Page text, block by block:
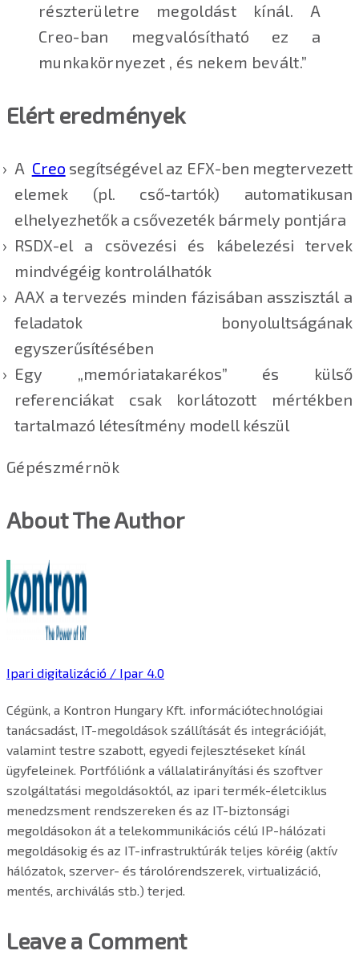
részterületre megoldást kínál. A
Creo-ban megvalósítható ez a
munkakörnyezet , és nekem bevált.”
Elért eredmények
A Creo segítségével az EFX-ben megtervezett
elemek (pl. cső-tartók) automatikusan
elhelyezhetők a csővezeték bármely pontjára
RSDX-el a csövezési és kábelezési tervek
mindvégéig kontrolálhatók
AAX a tervezés minden fázisában asszisztál a
feladatok bonyolultságának
egyszerűsítésében
Egy „memóriatakarékos” és külső
referenciákat csak korlátozott mértékben
tartalmazó létesítmény modell készül
Gépészmérnök
About The Author
Ipari digitalizáció / Ipar 4.0
Cégünk, a Kontron Hungary Kft. információtechnológiai
tanácsadást, IT-megoldások szállítását és integrációját,
valamint testre szabott, egyedi fejlesztéseket kínál
ügyfeleinek. Portfóliónk a vállalatirányítási és szoftver
szolgáltatási megoldásoktól, az ipari termék-életciklus
menedzsment rendszereken és az IT-biztonsági
megoldásokon át a telekommunikációs célú IP-hálózati
megoldásokig és az IT-infrastruktúrák teljes köréig (aktív
hálózatok, szerver- és tárolórendszerek, virtualizáció,
mentés, archiválás stb.) terjed.
Leave a Comment